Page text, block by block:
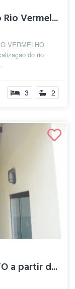
Vermel...
VERMELHO
do rio
3 2
a partir d...